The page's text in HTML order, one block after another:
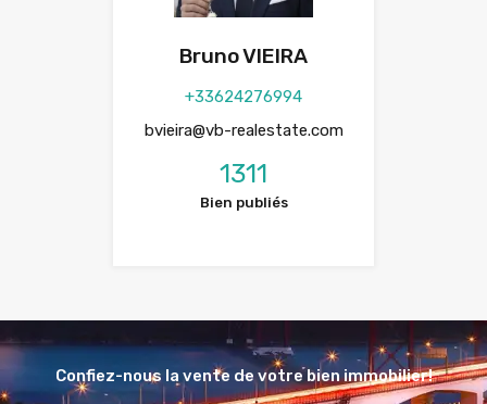
Bruno VIEIRA
+33624276994
bvieira@vb-realestate.com
1311
Bien publiés
Confiez-nous la vente de votre bien immobilier!
Vous avez une maison ou un